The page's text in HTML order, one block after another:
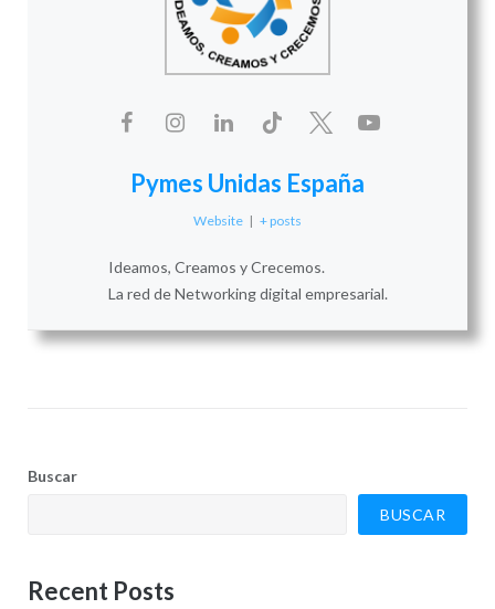
Pymes Unidas España
Website | + posts
Ideamos, Creamos y Crecemos.
La red de Networking digital empresarial.
Buscar
BUSCAR
Recent Posts